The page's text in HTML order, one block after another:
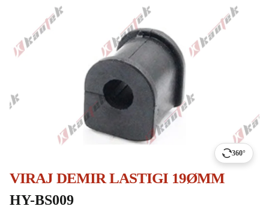
360°
VIRAJ DEMIR LASTIGI 19ØMM
HY-BS009